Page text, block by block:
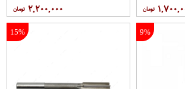
۲,۲۰۰,۰۰۰
9%
15%